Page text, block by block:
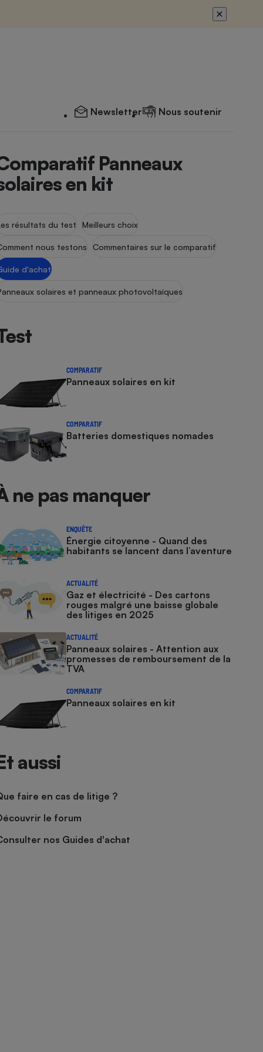
Newsletter Nous soutenir
Panneaux
en kit
résultats du test Meilleurs choix
nous testons Commentaires sur le comparatif
d'achat
solaires et panneaux photovoltaïques
COMPARATIF
Panneaux solaires en kit
COMPARATIF
Batteries domestiques nomades
ne pas manquer
ENQUÊTE
Énergie citoyenne - Quand des
habitants se lancent dans l’aventure
ACTUALITÉ
Gaz et électricité - Des cartons
rouges malgré une baisse globale
des litiges en 2025
ACTUALITÉ
Panneaux solaires - Attention aux
promesses de remboursement de la
TVA
COMPARATIF
Panneaux solaires en kit
aussi
faire en cas de litige ?
le forum
nos Guides d'achat